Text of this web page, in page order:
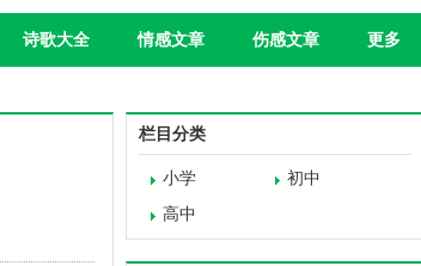
诗歌大全 情感文章 伤感文章 更多
栏目分类
小学
初中
高中